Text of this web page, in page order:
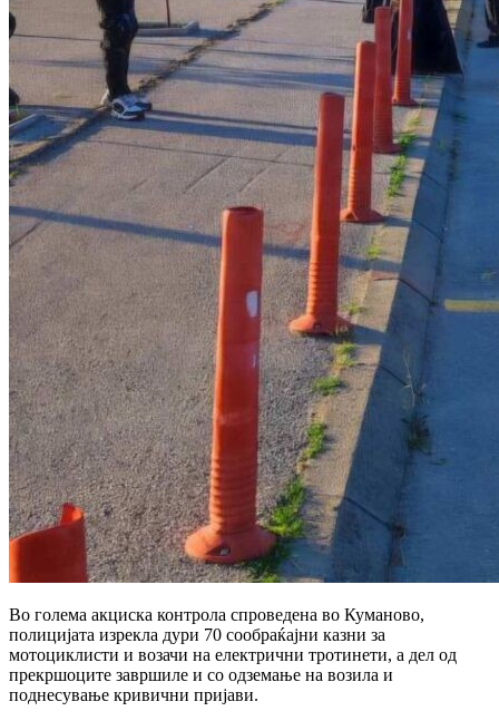
Во голема акциска контрола спроведена во Куманово,
полицијата изрекла дури 70 сообраќајни казни за
мотоциклисти и возачи на електрични тротинети, а дел од
прекршоците завршиле и со одземање на возила и
поднесување кривични пријави.